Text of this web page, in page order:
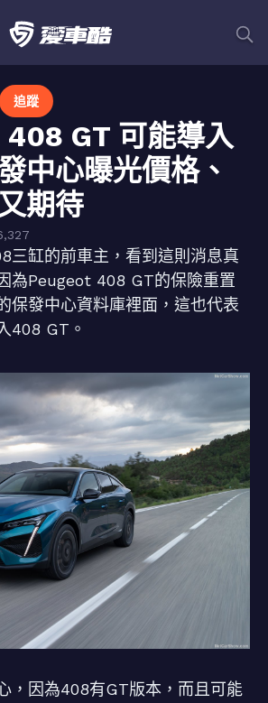
追蹤
GT 可能導入
中心曝光價格、
期待
三缸的前車主，看到這則消息真
為Peugeot 408 GT的保險重置
保發中心資料庫裡面，這也代表
408 GT。
，因為408有GT版本，而且可能